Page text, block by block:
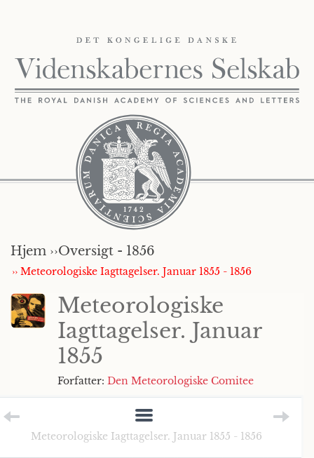
Hjem ››Oversigt - 1856
›› Meteorologiske Iagttagelser. Januar 1855 - 1856
Meteorologiske
Iagttagelser. Januar
1855
Forfatter: Den Meteorologiske Comitee
Meteorologiske Iagttagelser. Januar 1855 - 1856